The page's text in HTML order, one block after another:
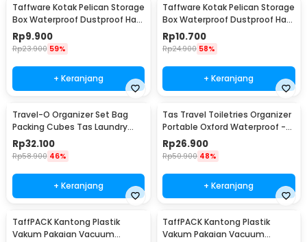
Taffware Kotak Pelican Storage
Box Waterproof Dustproof Hard
Case ABS S - G10/J020
Rp9.900
Rp23.900 59%
+ Keranjang
Taffware Kotak Pelican Storage
Box Waterproof Dustproof Hard
Case ABS L - G10/J020
Rp10.700
Rp24.900 58%
+ Keranjang
Travel-O Organizer Set Bag
Packing Cubes Tas Laundry
Multi Size 6 PCS - BIB-610
Rp32.100
Rp58.900 46%
+ Keranjang
Tas Travel Toiletries Organizer
Portable Oxford Waterproof -
F119
Rp26.900
Rp50.900 48%
+ Keranjang
TaffPACK Kantong Plastik
Vakum Pakaian Vacuum
TaffPACK Kantong Plastik
Vakum Pakaian Vacuum